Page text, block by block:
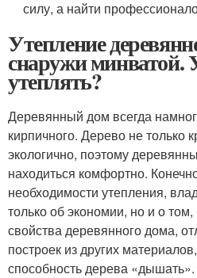
силу, а найти
Утепление
снаружи минватой.
утеплять?
Деревянный дом всегда
кирпичного. Дерево не только
экологично, поэтому
находиться комфортно.
необходимости утепления,
только об экономии, но и о
свойства деревянного дома,
построек из других
способность дерева «дышать».